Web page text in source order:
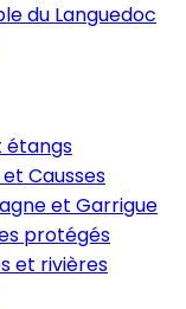
du Languedoc
étangs
Causses
et Garrigue
protégés
et rivières